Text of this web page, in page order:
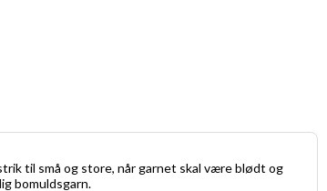
til små og store, når garnet skal være blødt og
bomuldsgarn.